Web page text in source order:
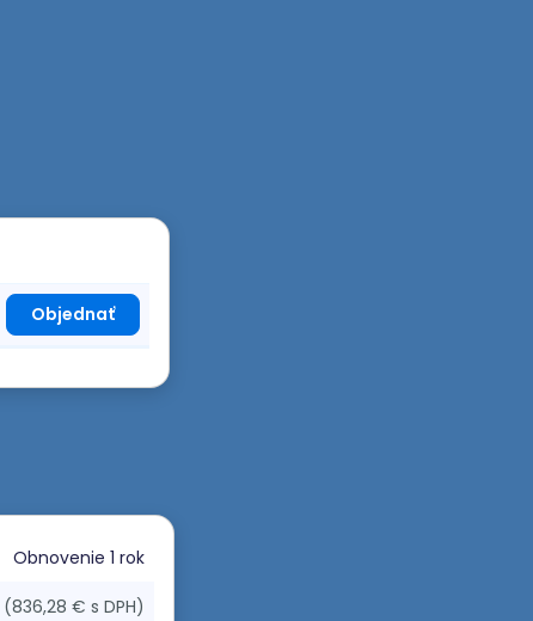
Objednať
Obnovenie 1 rok
(836,28 € s DPH)